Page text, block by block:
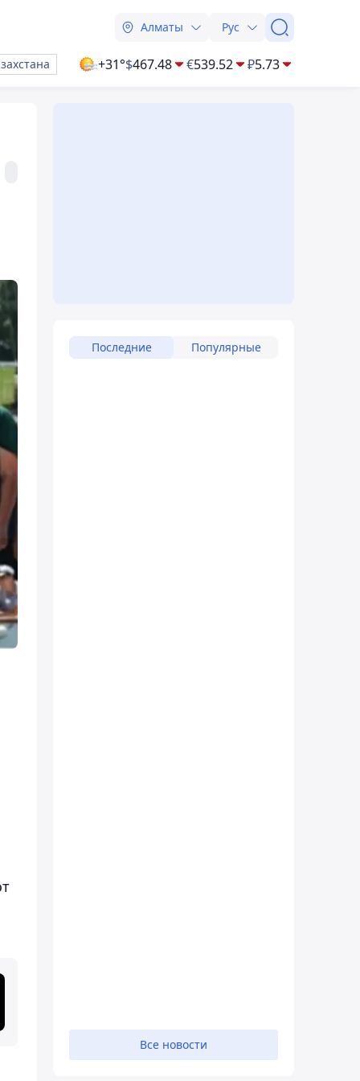
Алматы Рус
+31°$467.48 €539.52 ₽5.73
Последние Популярные
Все новости